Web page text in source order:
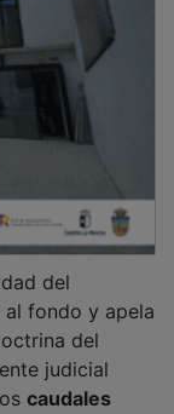
del
fondo y apela
del
judicial
caudales